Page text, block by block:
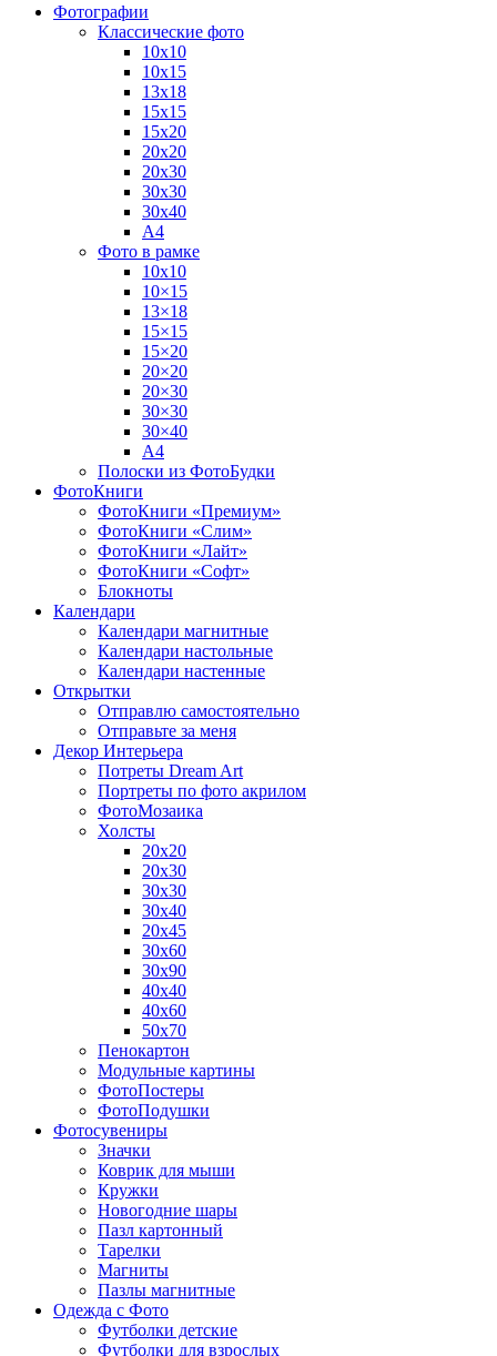
Фотографии
Классические фото
10х10
10х15
13х18
15х15
15х20
20х20
20х30
30х30
30х40
А4
Фото в рамке
10х10
10×15
13×18
15×15
15×20
20×20
20×30
30×30
30×40
A4
Полоски из ФотоБудки
ФотоКниги
ФотоКниги «Премиум»
ФотоКниги «Слим»
ФотоКниги «Лайт»
ФотоКниги «Софт»
Блокноты
Календари
Календари магнитные
Календари настольные
Календари настенные
Открытки
Отправлю самостоятельно
Отправьте за меня
Декор Интерьера
Потреты Dream Art
Портреты по фото акрилом
ФотоМозаика
Холсты
20х20
20х30
30х30
30х40
20х45
30х60
30х90
40х40
40х60
50х70
Пенокартон
Модульные картины
ФотоПостеры
ФотоПодушки
Фотоcувениры
Значки
Коврик для мыши
Кружки
Новогодние шары
Пазл картонный
Тарелки
Магниты
Пазлы магнитные
Одежда с Фото
Футболки детские
Футболки для взрослых